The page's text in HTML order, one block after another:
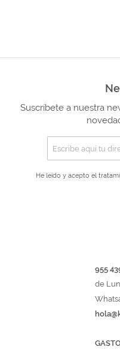
Suscríbete a nuestra
He leído y acepto el
955
de